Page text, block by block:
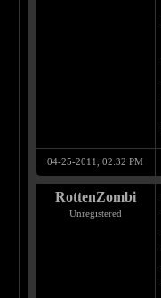
04-25-2011, 02:32 PM
RottenZombi
Unregistered